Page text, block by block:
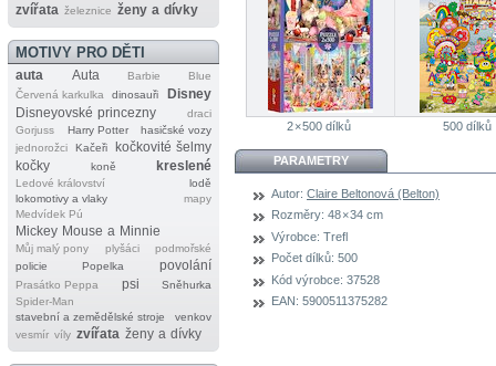
zvířata železnice ženy a dívky
MOTIVY PRO DĚTI
auta Auta Barbie
Blue
Červená karkulka
dinosauři
Disney
Disneyovské princezny
draci
Gorjuss
Harry Potter
hasičské vozy
jednorožci
Kačeři
kočkovité šelmy
kočky
koně kreslené
Ledové království
lodě
lokomotivy a vlaky
mapy
Medvídek Pú
Mickey Mouse a Minnie
Můj malý pony plyšáci
podmořské
policie
Popelka povolání
Prasátko Peppa psi
Sněhurka
Spider‐Man
stavební a zemědělské stroje
venkov
vesmír víly zvířata ženy a dívky
2 × 500 dílků 500 dílků
PARAMETRY
Autor: Claire Beltonová (Belton)
Rozměry: 48 × 34 cm
Výrobce: Trefl
Počet dílků: 500
Kód výrobce: 37528
EAN: 5900511375282